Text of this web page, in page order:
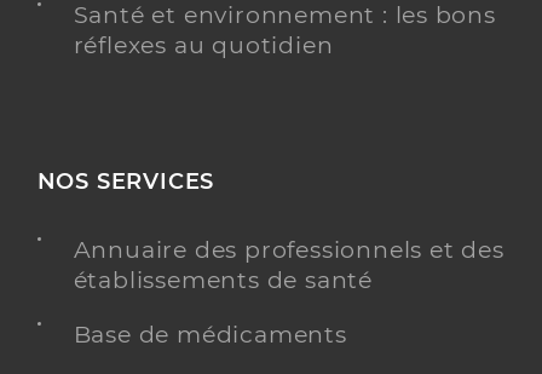
Santé et environnement : les bons
réflexes au quotidien
NOS SERVICES
Annuaire des professionnels et des
établissements de santé
Base de médicaments